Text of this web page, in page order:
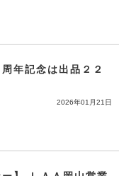
年記念は出品２２
2026年01月21日